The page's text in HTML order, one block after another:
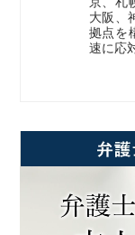
大阪、
拠点を
速に応